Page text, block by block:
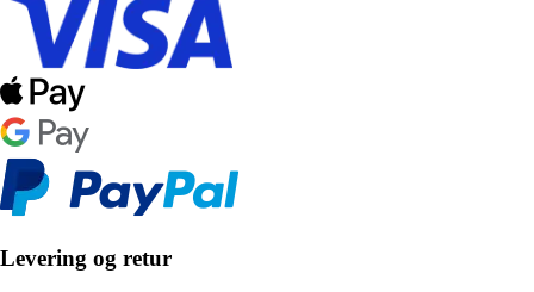
Levering og retur